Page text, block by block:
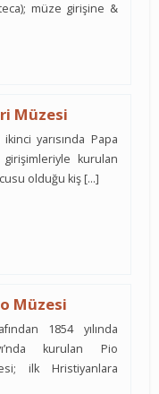
müze girişine &
Müzesi
ikinci yarısında Papa
girişimleriyle kurulan
olduğu kiş […]
Müzesi
1854 yılında
kurulan Pio
ilk Hristiyanlara